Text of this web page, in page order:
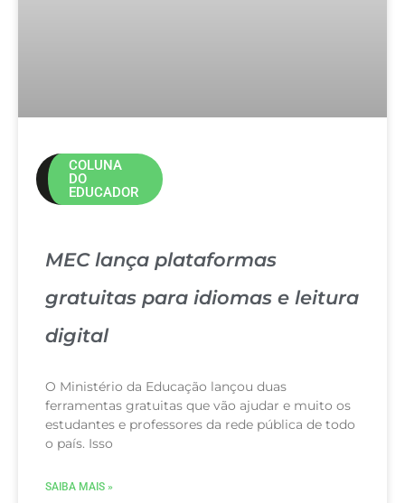
COLUNA
DO
EDUCADOR
MEC lança plataformas
gratuitas para idiomas e leitura
digital
O Ministério da Educação lançou duas
ferramentas gratuitas que vão ajudar e muito os
estudantes e professores da rede pública de todo
o país. Isso
SAIBA MAIS »